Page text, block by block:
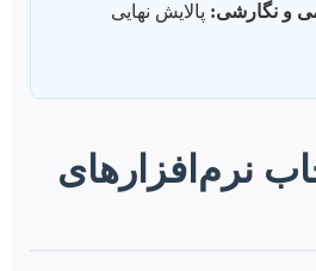
و نگارشی: پالایش نهایی
نرم‌افزارهای